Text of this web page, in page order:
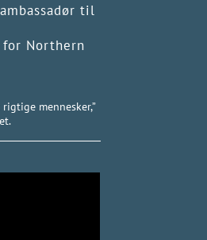
til
for Northern
mennesker,”